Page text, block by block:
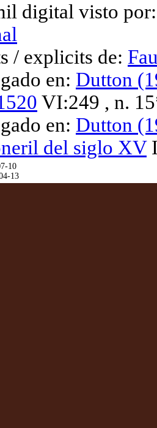
digital visto
/ explicits de:
en: Dutton
VI:249 , n.
en: Dutton
del siglo XV
10
13